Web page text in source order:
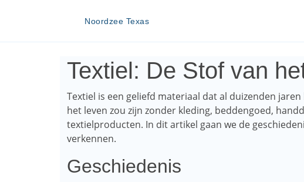
Noordzee Texas
Textiel: De Stof van
Textiel is een geliefd materiaal dat al duizenden
het leven zou zijn zonder kleding, beddengoed,
textielproducten. In dit artikel gaan we de
verkennen.
Geschiedenis